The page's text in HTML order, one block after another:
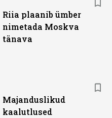
Riia plaanib ümber
nimetada Moskva
tänava
Majanduslikud
kaalutlused